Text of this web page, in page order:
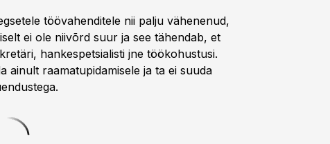
töövahenditele nii palju vähenenud,
ei ole niivõrd suur ja see tähendab, et
hankespetsialisti jne töökohustusi.
ainult raamatupidamisele ja ta ei suuda